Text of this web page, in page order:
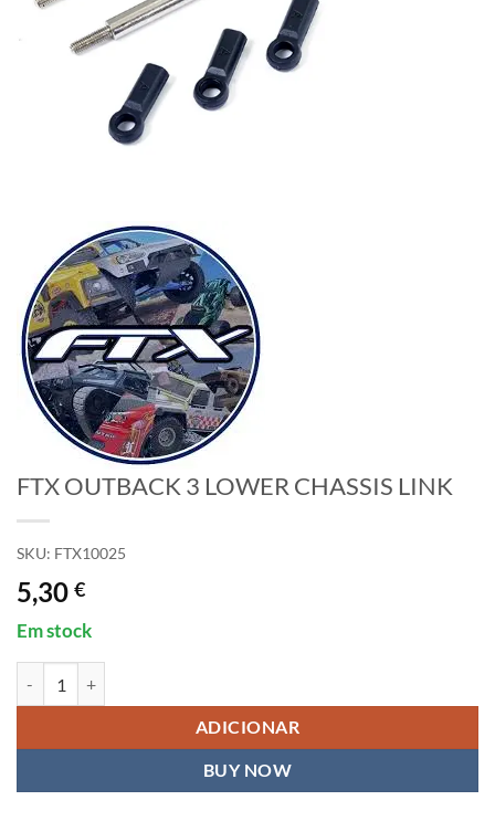
FTX OUTBACK 3 LOWER CHASSIS LINK
SKU: FTX10025
5,30 €
Em stock
ADICIONAR
BUY NOW